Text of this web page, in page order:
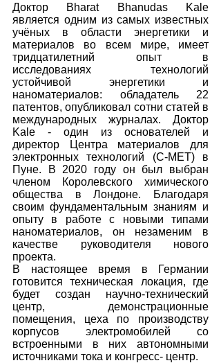
Доктор Bharat Bhanudas Kale
является одним из самых известных
учёных в области энергетики и
материалов во всем мире, имеет
тридцатилетний опыт в
исследованиях технологий
устойчивой энергетики и
наноматериалов: обладатель 22
патентов, опубликовал сотни статей в
международных журналах. Доктор
Kale - один из основателей и
директор Центра материалов для
электронных технологий (C-MET) в
Пуне. В 2020 году он был выбран
членом Королевского химического
общества в Лондоне. Благодаря
своим фундаментальным знаниям и
опыту в работе с новыми типами
наноматериалов, он незаменим в
качестве руководителя нового
проекта.
В настоящее время в Германии
готовится техническая локация, где
будет создан научно-технический
центр, демонстрационные
помещения, цеха по производству
корпусов электромобилей со
встроенными в них автономными
источниками тока и конгресс- центр.